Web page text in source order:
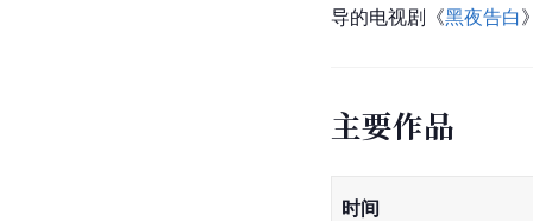
导的电视剧《黑夜告白
主要作品
时间